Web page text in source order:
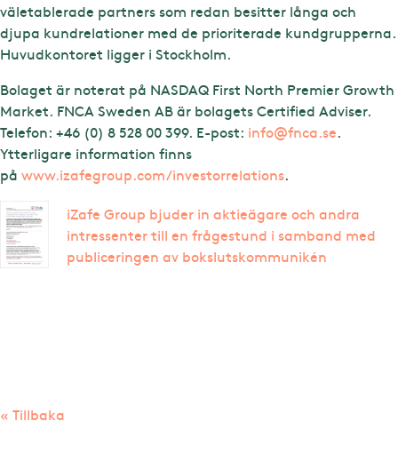
väletablerade partners som redan besitter långa och
djupa kundrelationer med de prioriterade kundgrupperna.
Huvudkontoret ligger i Stockholm.
Bolaget är noterat på NASDAQ First North Premier Growth
Market. FNCA Sweden AB är bolagets Certified Adviser.
Telefon: +46 (0) 8 528 00 399. E-post: info@fnca.se.
Ytterligare information finns
på www.izafegroup.com/investorrelations.
iZafe Group bjuder in aktieägare och andra
intressenter till en frågestund i samband med
publiceringen av bokslutskommunikén
« Tillbaka